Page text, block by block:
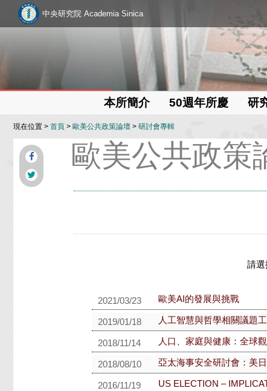
中央研究院 Academia Sinica
本所簡介 50週年所慶 研
現在位置 >首頁>歐美公共政策論壇>研討會專輯
歐美公共政策
請選
2021/03/23 歐美AI的發展與挑戰
2019/01/18 人工智慧與哲學相關議題工
2018/11/14 人口、家庭與健康：全球
2018/08/10 亞太海事安全研討會：美
2016/11/19 US ELECTION –